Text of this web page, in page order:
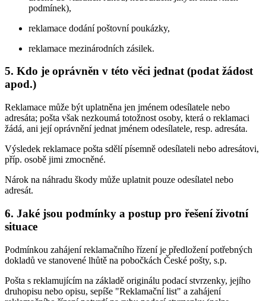
podmínek),
reklamace dodání poštovní poukázky,
reklamace mezinárodních zásilek.
5. Kdo je oprávněn v této věci jednat (podat žádost
apod.)
Reklamace může být uplatněna jen jménem odesílatele nebo
adresáta; pošta však nezkoumá totožnost osoby, která o reklamaci
žádá, ani její oprávnění jednat jménem odesílatele, resp. adresáta.
Výsledek reklamace pošta sdělí písemně odesílateli nebo adresátovi,
příp. osobě jimi zmocněné.
Nárok na náhradu škody může uplatnit pouze odesílatel nebo
adresát.
6. Jaké jsou podmínky a postup pro řešení životní
situace
Podmínkou zahájení reklamačního řízení je předložení potřebných
dokladů ve stanovené lhůtě na pobočkách České pošty, s.p.
Pošta s reklamujícím na základě originálu podací stvrzenky, jejího
druhopisu nebo opisu, sepíše "Reklamační list" a zahájení